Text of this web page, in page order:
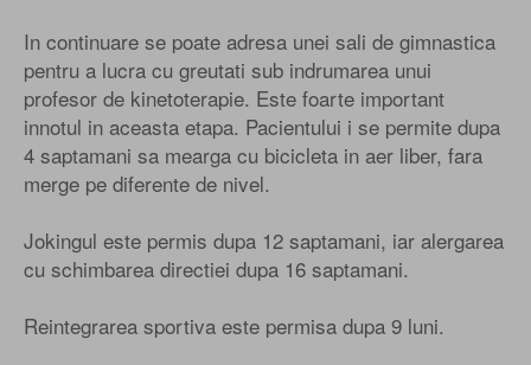
In continuare se poate adresa unei sali de gimnastica
pentru a lucra cu greutati sub indrumarea unui
profesor de kinetoterapie. Este foarte important
innotul in aceasta etapa. Pacientului i se permite dupa
4 saptamani sa mearga cu bicicleta in aer liber, fara
merge pe diferente de nivel.
Jokingul este permis dupa 12 saptamani, iar alergarea
cu schimbarea directiei dupa 16 saptamani.
Reintegrarea sportiva este permisa dupa 9 luni.